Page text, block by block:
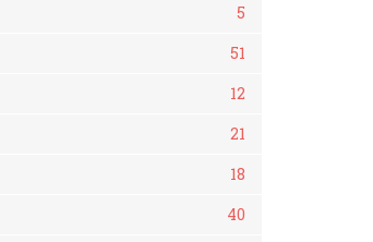
5
51
12
21
18
40